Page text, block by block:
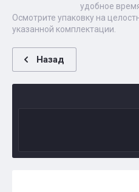
удобное
Осмотрите упаковку на
указанной комплектации.
Назад